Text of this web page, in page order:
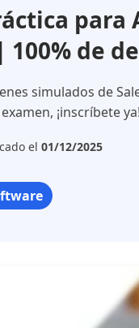
de
simulados de
¡inscríbete ya!
el 01/12/2025